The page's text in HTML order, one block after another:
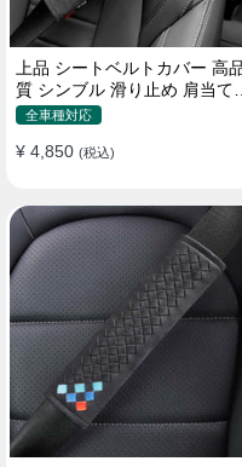
上品 シートベルトカバー 高品
質 シンブル 滑り止め 肩当てパ
ッド 圧迫感軽減
全車種対応
¥ 4,850 (税込)